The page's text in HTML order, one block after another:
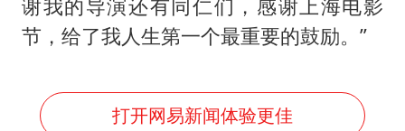
谢我的导演还有同仁们，感谢上海电影
节，给了我人生第一个最重要的鼓励。”
打开网易新闻体验更佳